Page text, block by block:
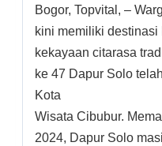
Bogor, Topvital, –
kini memiliki destinasi
kekayaan citarasa
ke 47 Dapur Solo
Kota
Wisata Cibubur.
2024, Dapur Solo